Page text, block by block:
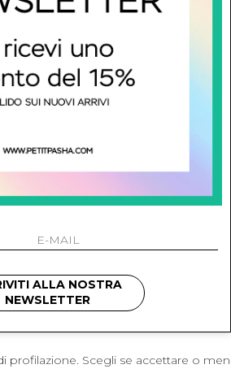
L'azienda
Contatti
Pagamenti
Spedizione
ALLA NOSTRA
NEWSLETTER
profilazione. Scegli se accettare o